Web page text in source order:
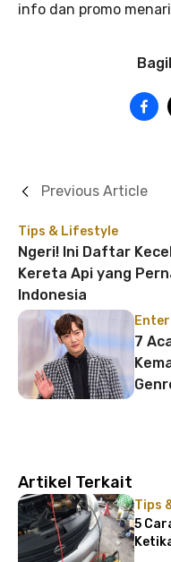
info dan promo
Tips & Lifestyle
Ngeri! Ini Daftar
Kereta Api yang
Indonesia
Previous Article
7
Artikel Terkait
Tips
5